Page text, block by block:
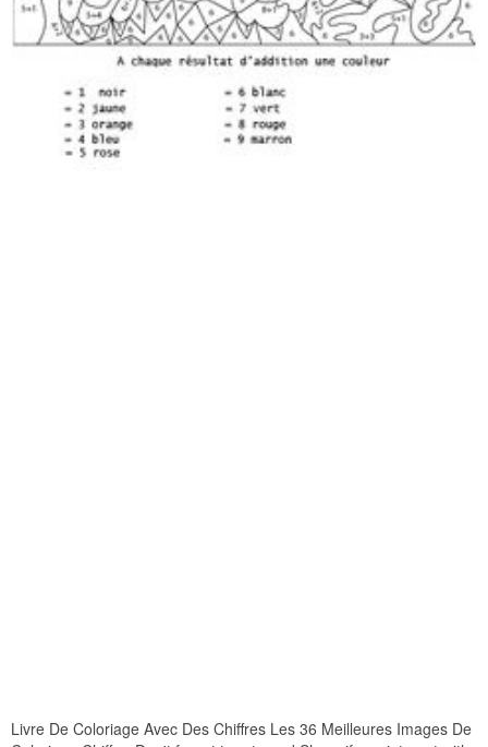
Livre De Coloriage Avec Des Chiffres Les 36 Meilleures Images De